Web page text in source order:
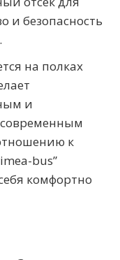
и безопасность
на полках
и
к
bus”
комфортно